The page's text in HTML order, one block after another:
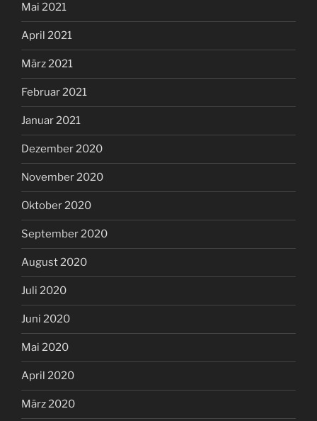
Mai 2021
April 2021
März 2021
Februar 2021
Januar 2021
Dezember 2020
November 2020
Oktober 2020
September 2020
August 2020
Juli 2020
Juni 2020
Mai 2020
April 2020
März 2020